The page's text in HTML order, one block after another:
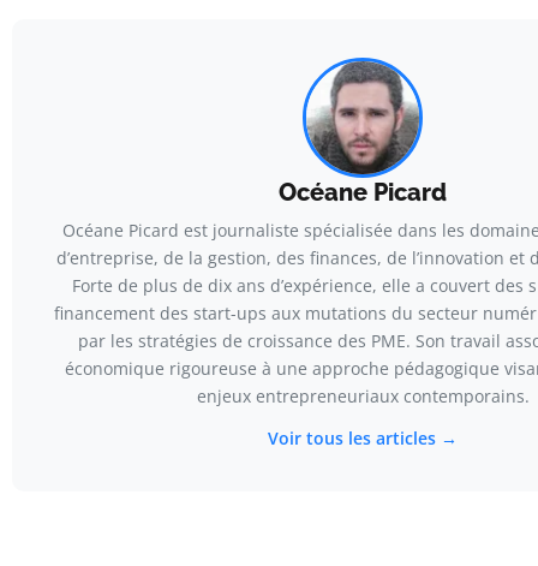
Océane Picard
Océane Picard est journaliste spécialisée dans les
d’entreprise, de la gestion, des finances, de l’innovation et
Forte de plus de dix ans d’expérience, elle a couvert des
financement des start-ups aux mutations du secteur
par les stratégies de croissance des PME. Son travail
économique rigoureuse à une approche pédagogique
enjeux entrepreneuriaux contemporains.
Voir tous les articles →